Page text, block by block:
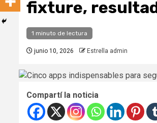
fixture,
1 minuto de lectura
junio 10, 2026 Estrella admin
Compartí la noticia